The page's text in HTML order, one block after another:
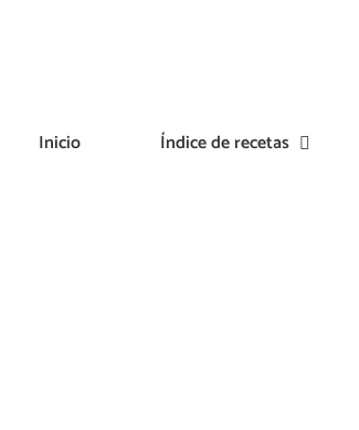
Inicio Índice de recetas